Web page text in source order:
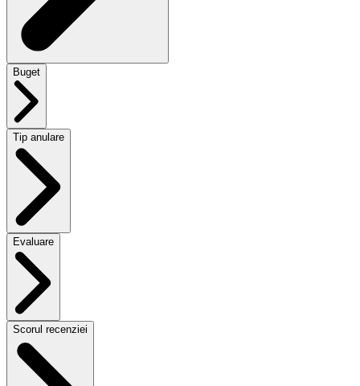
Buget
Tip anulare
Evaluare
Scorul recenziei